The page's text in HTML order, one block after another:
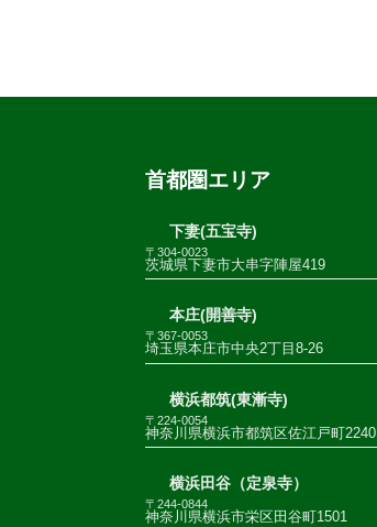
首都圏エリア
下妻(五宝寺)
〒304-0023
茨城県下妻市大串字陣屋419
本庄(開善寺)
〒367-0053
埼玉県本庄市中央2丁目8-26
横浜都筑(東漸寺)
〒224-0054
神奈川県横浜市都筑区佐江戸町2240
横浜田谷（定泉寺）
〒244-0844
神奈川県横浜市栄区田谷町1501